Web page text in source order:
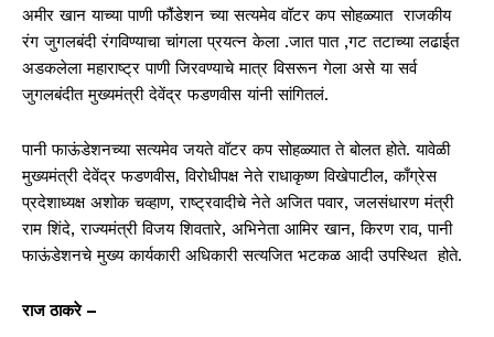
अमीर खान याच्या पाणी फौंडेशन च्या सत्यमेव वॉटर कप सोहळ्यात राजकीय
रंग जुगलबंदी रंगविण्याचा चांगला प्रयत्न केला .जात पात ,गट तटाच्या लढाईत
अडकलेला महाराष्ट्र पाणी जिरवण्याचे मात्र विसरून गेला असे या सर्व
जुगलबंदीत मुख्यमंत्री देवेंद्र फडणवीस यांनी सांगितलं.
पानी फाऊंडेशनच्या सत्यमेव जयते वॉटर कप सोहळ्यात ते बोलत होते. यावेळी
मुख्यमंत्री देवेंद्र फडणवीस, विरोधीपक्ष नेते राधाकृष्ण विखेपाटील, काँग्रेस
प्रदेशाध्यक्ष अशोक चव्हाण, राष्ट्रवादीचे नेते अजित पवार, जलसंधारण मंत्री
राम शिंदे, राज्यमंत्री विजय शिवतारे, अभिनेता आमिर खान, किरण राव, पानी
फाऊंडेशनचे मुख्य कार्यकारी अधिकारी सत्यजित भटकळ आदी उपस्थित होते.
राज ठाकरे –